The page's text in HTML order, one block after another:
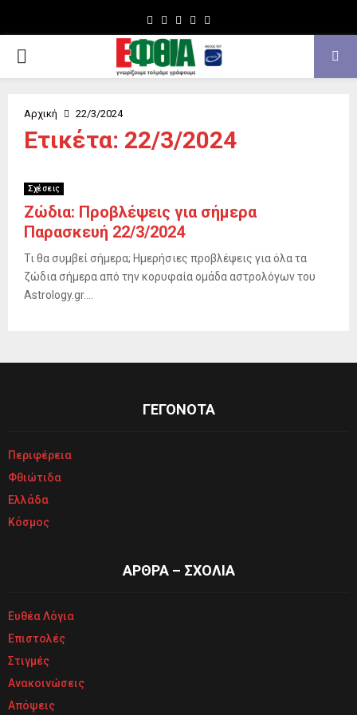
Facebook
TwitterInstagram
Youtube
PRIMARY
Αρχική 22/3/2024
Ετικέτα: 22/3/2024
Σχέσεις
Ζώδια: Προβλέψεις για σήμερα
Παρασκευή 22/3/2024
Τι θα συμβεί σήμερα; Ημερήσιες προβλέψεις για όλα τα
ζώδια σήμερα από την κορυφαία ομάδα αστρολόγων του
Astrology.gr....
ΓΕΓΟΝΟΤΑ
Περιφέρεια
Φθιώτιδα
Ελλάδα
Κόσμος
ΑΡΘΡΑ – ΣΧΟΛΙΑ
Ευθέα Λόγια
Επιστολές
Στιγμές
Ανακοινώσεις
Απόψεις